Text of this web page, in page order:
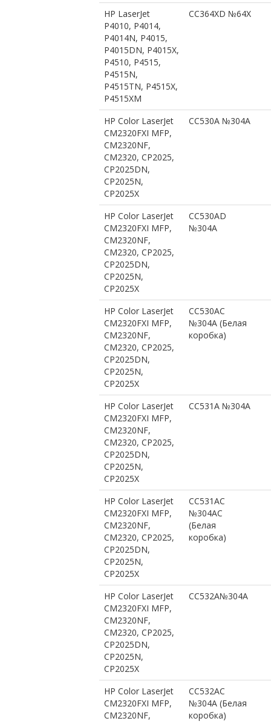
HP LaserJet
P4010, P4014,
P4014N, P4015,
P4015DN, P4015X,
P4510, P4515,
P4515N,
P4515TN, P4515X,
P4515XM
CC364XD №64X
HP Color LaserJet
CM2320FXI MFP,
CM2320NF,
CM2320, CP2025,
CP2025DN,
CP2025N,
CP2025X
CC530A №304A
HP Color LaserJet
CM2320FXI MFP,
CM2320NF,
CM2320, CP2025,
CP2025DN,
CP2025N,
CP2025X
CC530AD
№304A
HP Color LaserJet
CM2320FXI MFP,
CM2320NF,
CM2320, CP2025,
CP2025DN,
CP2025N,
CP2025X
CC530AС
№304A (Белая
коробка)
HP Color LaserJet
CM2320FXI MFP,
CM2320NF,
CM2320, CP2025,
CP2025DN,
CP2025N,
CP2025X
CC531A №304A
HP Color LaserJet
CM2320FXI MFP,
CM2320NF,
CM2320, CP2025,
CP2025DN,
CP2025N,
CP2025X
CC531AC
№304AС
(Белая
коробка)
HP Color LaserJet
CM2320FXI MFP,
CM2320NF,
CM2320, CP2025,
CP2025DN,
CP2025N,
CP2025X
CC532A№304A
HP Color LaserJet
CM2320FXI MFP,
CM2320NF,
CC532AC
№304A (Белая
коробка)